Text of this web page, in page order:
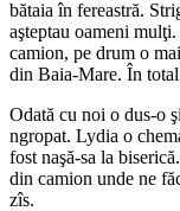
bătaia în fereastră.
aşteptau oameni
camion, pe drum o
din Baia-Mare. În
Odată cu noi o dus-o
ngropat. Lydia o
fost naşă-sa la
din camion unde ne
zîs.